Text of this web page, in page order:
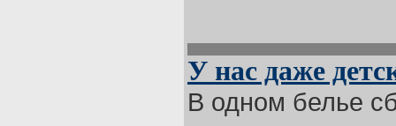
У нас даже
В одном белье